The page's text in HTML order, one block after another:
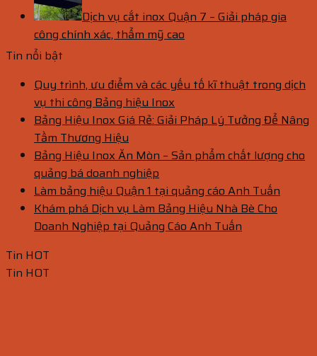
Dịch vụ cắt inox Quận 7 – Giải pháp gia
công chính xác, thẩm mỹ cao
Tin nổi bật
Quy trình, ưu điểm và các yếu tố kĩ thuật trong dịch
vụ thi công Bảng hiệu Inox
Bảng Hiệu Inox Giá Rẻ: Giải Pháp Lý Tưởng Để Nâng
Tầm Thương Hiệu
Bảng Hiệu Inox Ăn Mòn – Sản phẩm chất lượng cho
quảng bá doanh nghiệp
Làm bảng hiệu Quận 1 tại quảng cáo Anh Tuấn
Khám phá Dịch vụ Làm Bảng Hiệu Nhà Bè Cho
Doanh Nghiệp tại Quảng Cáo Anh Tuấn
Tin HOT
Tin HOT